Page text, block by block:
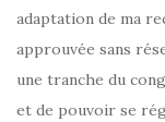
adaptation de ma
approuvée sans
une tranche du
et de pouvoir se